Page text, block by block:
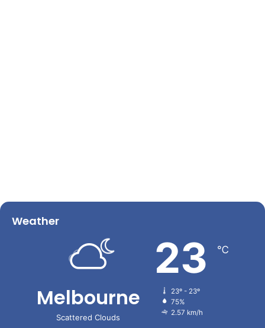
Weather
Melbourne
Scattered Clouds
23 ℃
23º - 23º
75%
2.57 km/h